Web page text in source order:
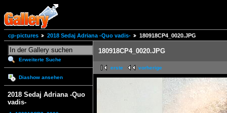
cp-pictures 2018 Sedaj Adriana -Quo vadis- 180918CP4_0020.JPG
Erweiterte Suche
Diashow ansehen
2018 Sedaj Adriana -Quo
vadis-
180918CP4_0020.JPG
erste vorherige